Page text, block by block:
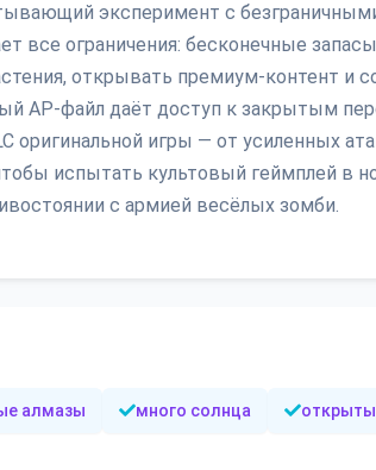
эксперимент с
все ограничения: бесконечные
открывать премиум-контент и
AP-файл даёт доступ к закрытым
игры — от усиленных
испытать культовый геймплей в
с армией весёлых зомби.
алмазы много солнца